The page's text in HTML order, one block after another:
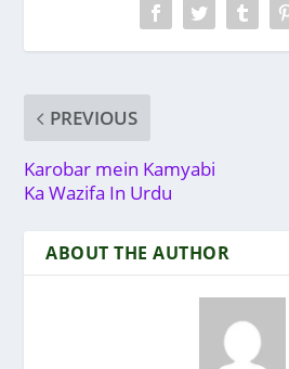
PREVIOUS
Karobar mein Kamyabi
Ka Wazifa In Urdu
ABOUT THE AUTHOR